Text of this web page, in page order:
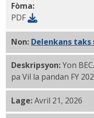
Fòma:
PDF
Non: Delenkans taks
Deskripsyon:Yon
pa Vil la pandan FY
Lage:Avril 21, 2026